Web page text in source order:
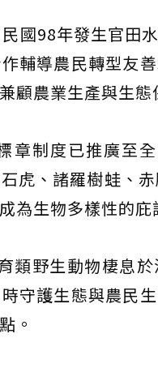
國98年發生官田
輔導農民轉型友
顧農業生產與生
章制度已推廣至
虎、諸羅樹蛙、
為生物多樣性的庇
類野生動物棲息
守護生態與農民
。